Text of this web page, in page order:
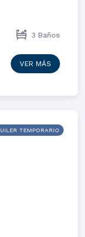
3 Baños
VER MÁS
TEMPORARIO